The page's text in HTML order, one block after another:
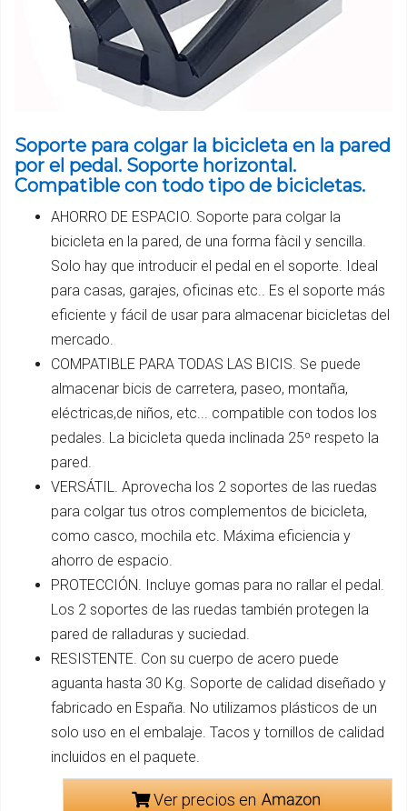
Soporte para colgar la bicicleta en la pared
por el pedal. Soporte horizontal.
Compatible con todo tipo de bicicletas.
AHORRO DE ESPACIO. Soporte para colgar la
bicicleta en la pared, de una forma fàcil y sencilla.
Solo hay que introducir el pedal en el soporte. Ideal
para casas, garajes, oficinas etc.. Es el soporte más
eficiente y fácil de usar para almacenar bicicletas del
mercado.
COMPATIBLE PARA TODAS LAS BICIS. Se puede
almacenar bicis de carretera, paseo, montaña,
eléctricas,de niños, etc... compatible con todos los
pedales. La bicicleta queda inclinada 25º respeto la
pared.
VERSÁTIL. Aprovecha los 2 soportes de las ruedas
para colgar tus otros complementos de bicicleta,
como casco, mochila etc. Máxima eficiencia y
ahorro de espacio.
PROTECCIÓN. Incluye gomas para no rallar el pedal.
Los 2 soportes de las ruedas también protegen la
pared de ralladuras y suciedad.
RESISTENTE. Con su cuerpo de acero puede
aguanta hasta 30 Kg. Soporte de calidad diseñado y
fabricado en España. No utilizamos plásticos de un
solo uso en el embalaje. Tacos y tornillos de calidad
incluidos en el paquete.
Ver precios en